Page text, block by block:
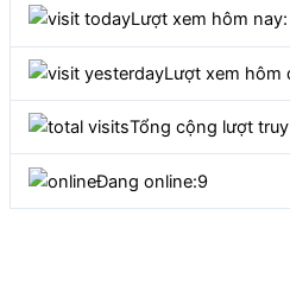
Lượt xem hôm
Lượt xem hôm
Tổng cộng lượt
Đang online:9